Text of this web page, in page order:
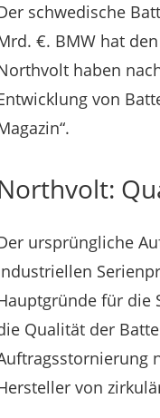
schwedische
€. BMW hat
haben
von
ursprüngliche
für die
Qualität der
von